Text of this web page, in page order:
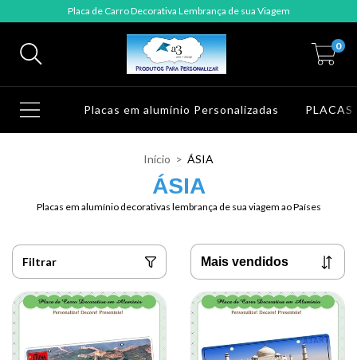
Placa de Carro Decorativa Lembrança de sua Viagem
0
Placas em alumínio Personalizadas PLACAS
Início > ÁSIA
ÁSIA
Placas em alumínio decorativas lembrança de sua viagem ao Países
Filtrar